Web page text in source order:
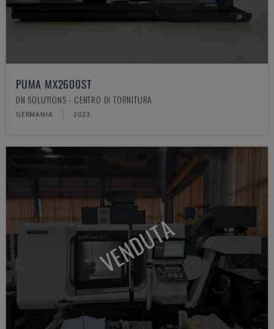
PUMA MX2600ST
DN SOLUTIONS - CENTRO DI TORNITURA
GERMANIA 2023
VENDUTA